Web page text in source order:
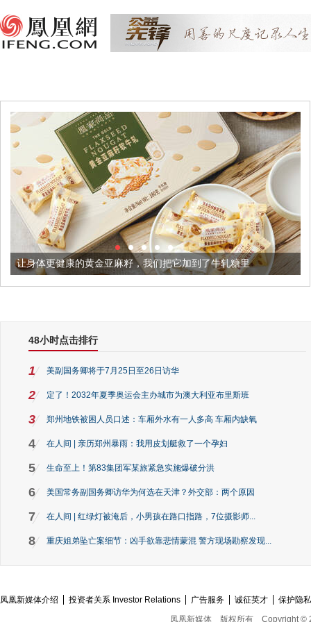
黄金亚麻籽，我们把它加到了牛轧糖里 被列入佛家七宝的
48小时点击排行
1 美副国务卿将于7月25日至26日访华
2 定了！2032年夏季奥运会主办城市为澳大利亚布里斯班
3 郑州地铁被困人员口述：车厢外水有一人多高 车厢内缺氧
4 在人间 | 亲历郑州暴雨：我用皮划艇救了一个孕妇
5 生命至上！第83集团军某旅紧急实施爆破分洪
6 美国常务副国务卿访华为何选在天津？外交部：两个原因
7 在人间 | 红绿灯被淹后，小男孩在路口指路，7位摄影师...
8 重庆姐弟坠亡案细节：凶手欲靠悲情蒙混 警方现场勘察发现...
凤凰新媒体介绍 投资者关系 Investor Relations 广告服务 诚征英才
保护隐
凤凰新媒体
版权所有 Copyright ©